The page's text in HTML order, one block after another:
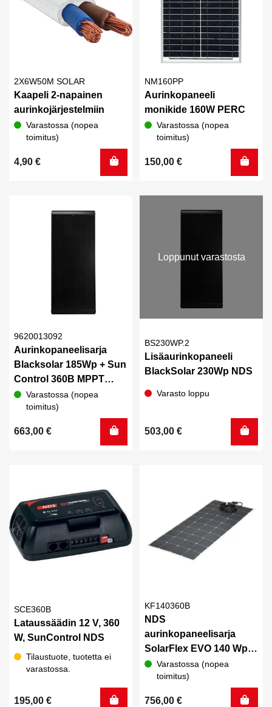
2X6W50M SOLAR
Kaapeli 2-napainen
aurinkojärjestelmiin
Varastossa (nopea
toimitus)
4,90 €
NM160PP
Aurinkopaneeli
monikide 160W PERC
Varastossa (nopea
toimitus)
150,00 €
9620013092
Aurinkopaneelisarja
Blacksolar 185Wp + Sun
Control 360B MPPT
Bluetooth, NBus
Varastossa (nopea
toimitus)
663,00 €
Loppunut varastosta
BS230WP.2
Lisäaurinkopaneeli
BlackSolar 230Wp NDS
Varasto loppu
503,00 €
SCE360B
Lataussäädin 12 V, 360
W, SunControl NDS
Tilaustuote, tuotetta ei
varastossa.
195,00 €
KF140360B
NDS
aurinkopaneelisarja
SolarFlex EVO 140 Wp.2
+ SunControl 360B
Varastossa (nopea
toimitus)
756,00 €